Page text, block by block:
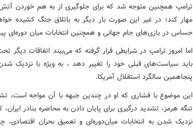
ترامپ همچنین متوجه شد که برای جلوگیری از به هم خوردن آتش
مهار کند؛ در غیر این صورت بار دیگر به باتلاق جنگ کشیده
حساس در بازی‌های جام جهانی و همچنین انتخابات میان دوره‌ای
اما امروز ترامپ در شرایطی قرار گرفته که می‌بیند اتفاقات دیگر
باید سیاست‌های قبلی خود را تغییر دهد ، به ویژه با نزدیک
پنجاهمین سالگرد استقلال آمریکا.
این موضوع با فشاری که او در چندین جبهه با آن مواجه است،
تنگه هرمز، تشدید درگیری برای پایان دادن به محاصره بنادر
نزدیک شدن به انتخابات میان‌دوره‌ای و تعمیق بحران اقتصادی،